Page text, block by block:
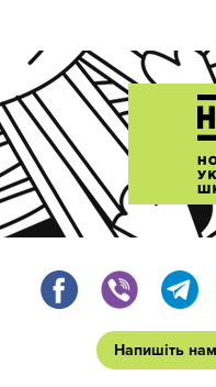
Напишіть нам